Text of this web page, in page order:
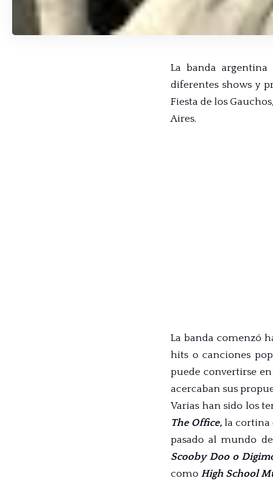
La banda
diferentes shows y
Fiesta de los
Aires.
La banda comenzó
hits o canciones
puede convertirse
acercaban sus
Varias han sido los
The Office, la cortina
pasado al mundo
Scooby Doo o
como High School